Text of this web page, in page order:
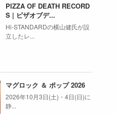
PIZZA OF DEATH RECORD
S | ピザオブデ...
Hi-STANDARDの横山健氏が設
立したレ...
マグロック ＆ ポップ 2026
2026年10月3日(土)・4日(日)に
静...